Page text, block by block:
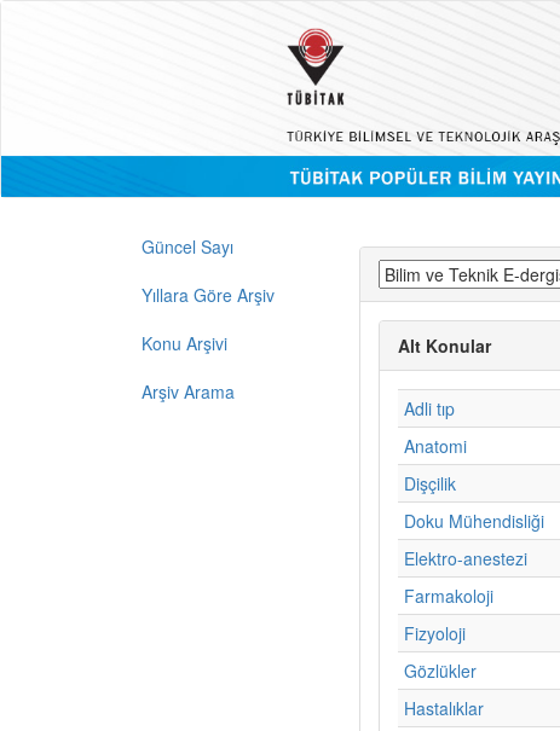
Güncel Sayı
Yıllara Göre Arşiv
Konu Arşivi
Arşiv Arama
Alt Konular
Adli tıp
Anatomi
Dişçilik
Doku Mühendisliği
Elektro-anestezi
Farmakoloji
Fizyoloji
Gözlükler
Hastalıklar